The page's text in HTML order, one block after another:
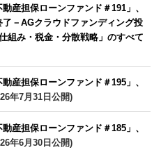
産担保ローンファンド＃191」、
－AGクラウドファンディング投
組み・税金・分散戦略」のすべて
産担保ローンファンド＃195」、
年7月31日公開)
産担保ローンファンド＃185」、
年6月30日公開)